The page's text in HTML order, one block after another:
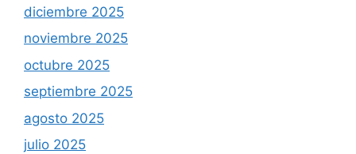
diciembre 2025
noviembre 2025
octubre 2025
septiembre 2025
agosto 2025
julio 2025